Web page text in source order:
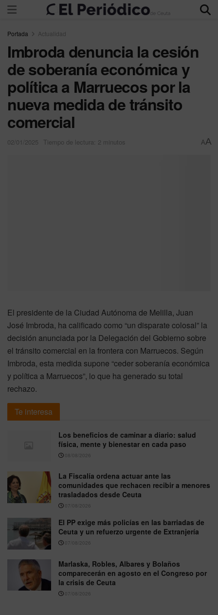
Portada Actualidad
Imbroda denuncia la cesión
de soberanía económica y
política a Marruecos por la
nueva medida de tránsito
comercial
02/01/2025 Tiempo de lectura: 2 minutos AA
El presidente de la Ciudad Autónoma de Melilla, Juan
José Imbroda, ha calificado como “un disparate colosal” la
decisión anunciada por la Delegación del Gobierno sobre
el tránsito comercial en la frontera con Marruecos. Según
Imbroda, esta medida supone “ceder soberanía económica
y política a Marruecos”, lo que ha generado su total
rechazo.
Te interesa
Los beneficios de caminar a diario: salud
física, mente y bienestar en cada paso
08/08/2026
La Fiscalía ordena actuar ante las
comunidades que rechacen recibir a menores
trasladados desde Ceuta
07/08/2026
El PP exige más policías en las barriadas de
Ceuta y un refuerzo urgente de Extranjería
07/08/2026
Marlaska, Robles, Albares y Bolaños
comparecerán en agosto en el Congreso por
la crisis de Ceuta
07/08/2026